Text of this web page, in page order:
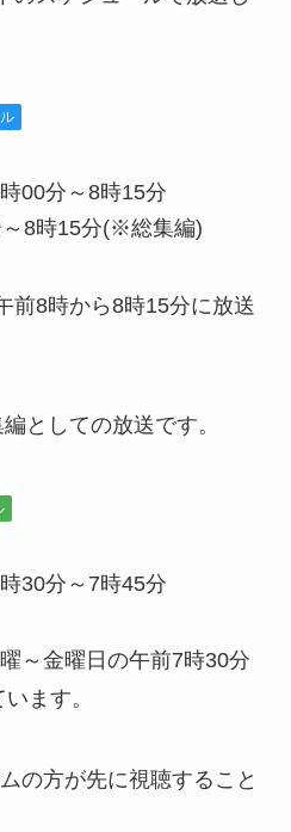
00分～8時15分
8時15分(※総集編)
前8時から8時15分に放送
としての放送です。
30分～7時45分
～金曜日の午前7時30分
ます。
の方が先に視聴すること